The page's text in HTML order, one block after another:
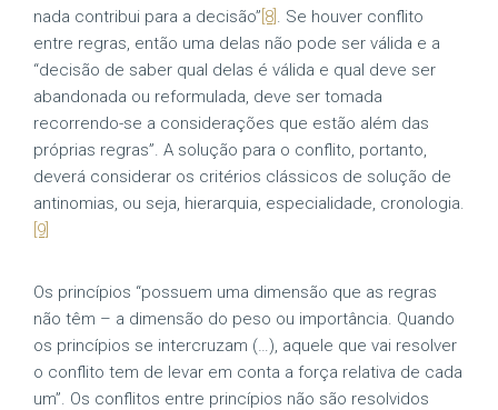
nada contribui para a decisão” [8] . Se houver conflito
entre regras, então uma delas não pode ser válida e a
“decisão de saber qual delas é válida e qual deve ser
abandonada ou reformulada, deve ser tomada
recorrendo-se a considerações que estão além das
próprias regras”. A solução para o conflito, portanto,
deverá considerar os critérios clássicos de solução de
antinomias, ou seja, hierarquia, especialidade, cronologia.
[9]
Os princípios “possuem uma dimensão que as regras
não têm – a dimensão do peso ou importância. Quando
os princípios se intercruzam (…), aquele que vai resolver
o conflito tem de levar em conta a força relativa de cada
um”. Os conflitos entre princípios não são resolvidos